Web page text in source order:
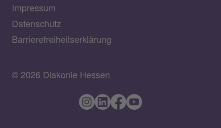
Impressum
Datenschutz
Barrierefreiheitserklärung
© 2026 Diakonie Hessen